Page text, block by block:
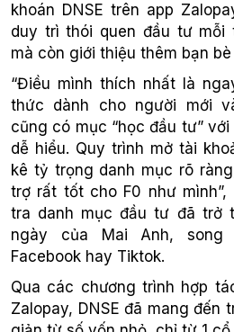
khoán DNSE trên app
duy trì thói quen đầu tư mỗi
mà còn giới thiệu thêm bạn
“Điều mình thích nhất là
thức dành cho người mới
cũng có mục “học đầu tư”
dễ hiểu. Quy trình mở tài
kê tỷ trọng danh mục rõ
trợ rất tốt cho F0 như mình”,
tra danh mục đầu tư đã trở
ngày của Mai Anh,
Facebook hay Tiktok.
Qua các chương trình hợp
Zalopay, DNSE đã mang đến